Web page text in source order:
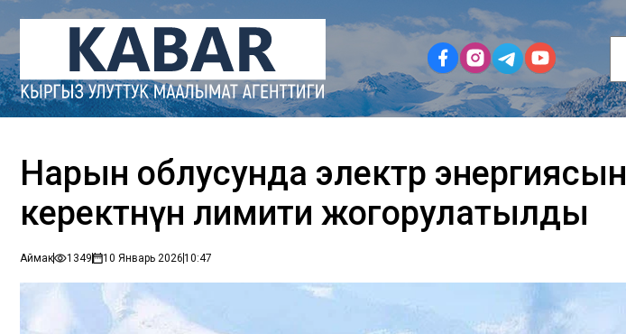
Нарын облусунда электр энергиясын
керектөөнүн лимити жогорулатылды
Аймак 1349 10 Январь 202610:47